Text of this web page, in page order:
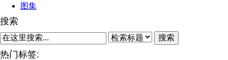
图集
搜索
搜索
热门标签: